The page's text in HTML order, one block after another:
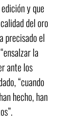
y que
del oro
precisado el
la
ante los
“cuando
hecho, han